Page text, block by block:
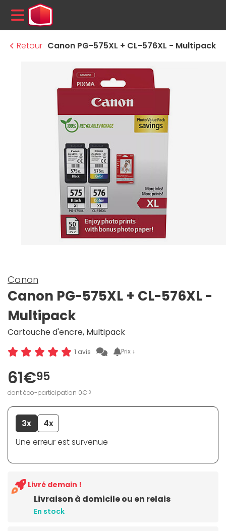
MENU
Retour Canon PG-575XL + CL-576XL - Multipack
Canon
Canon PG-575XL + CL-576XL -
Multipack
Cartouche d'encre, Multipack
1 avis Prix ↓
61€95
dont éco-participation 0€10
3x
4x
Une erreur est survenue
Livraison à domicile ou en relais
En stock
Livré demain !